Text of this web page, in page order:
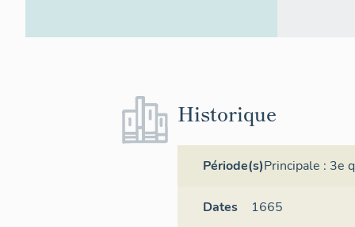
Historique
Période(s)Principale : 3e
Dates 1665